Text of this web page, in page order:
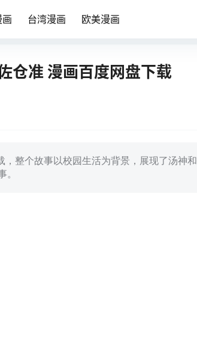
画 台湾漫画 欧美漫画
仓准 漫画百度网盘下载
，整个故事以校园生活为背景，展现了汤神
。